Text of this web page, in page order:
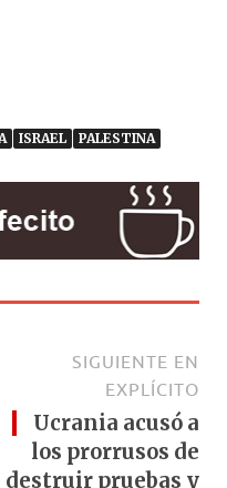
ISRAEL PALESTINA
SIGUIENTE EN
EXPLÍCITO
Ucrania acusó a
los prorrusos de
destruir pruebas y